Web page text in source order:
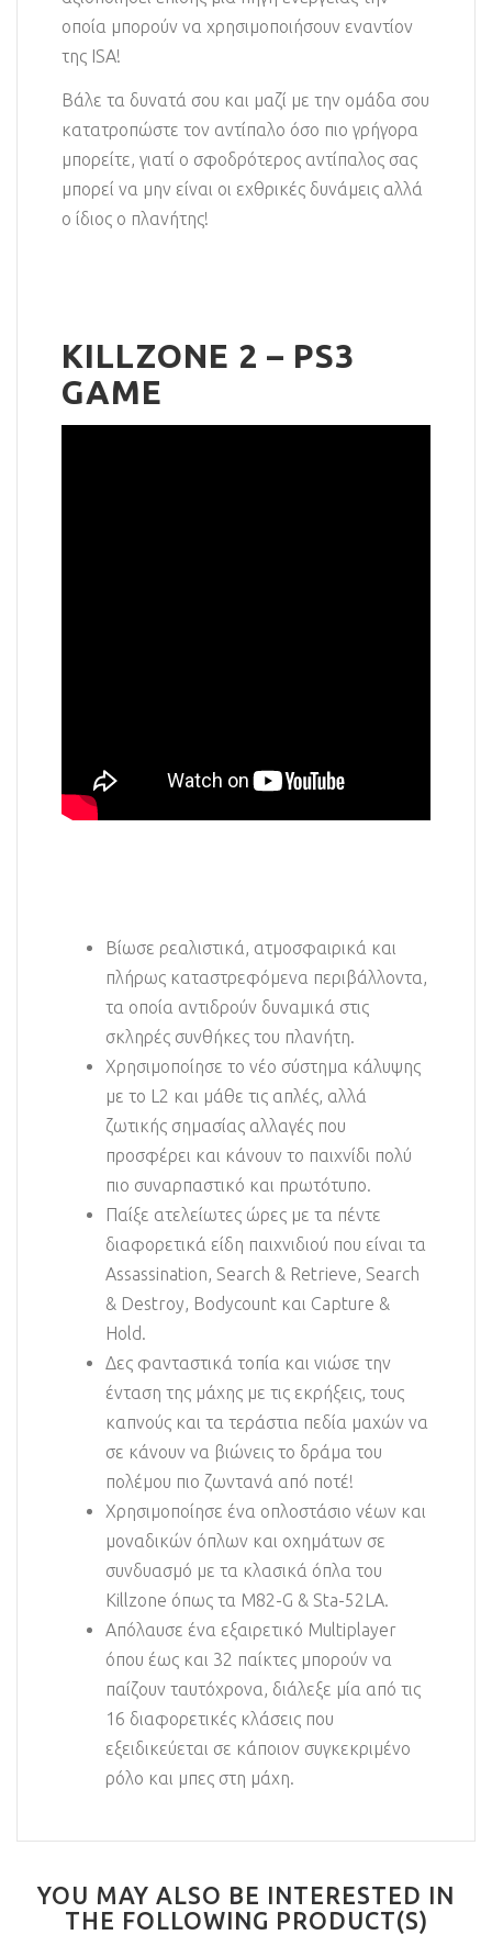
οποία μπορούν να χρησιμοποιήσουν εναντίον
της ISA!
Βάλε τα δυνατά σου και μαζί με την ομάδα σου
κατατροπώστε τον αντίπαλο όσο πιο γρήγορα
μπορείτε, γιατί ο σφοδρότερος αντίπαλος σας
μπορεί να μην είναι οι εχθρικές δυνάμεις αλλά
ο ίδιος ο πλανήτης!
KILLZONE 2 – PS3
GAME
Bίωσε ρεαλιστικά, ατμοσφαιρικά και
πλήρως καταστρεφόμενα περιβάλλοντα,
τα οποία αντιδρούν δυναμικά στις
σκληρές συνθήκες του πλανήτη.
Χρησιμοποίησε το νέο σύστημα κάλυψης
με το L2 και μάθε τις απλές, αλλά
ζωτικής σημασίας αλλαγές που
προσφέρει και κάνουν το παιχνίδι πολύ
πιο συναρπαστικό και πρωτότυπο.
Παίξε ατελείωτες ώρες με τα πέντε
διαφορετικά είδη παιχνιδιού που είναι τα
Assassination, Search & Retrieve, Search
& Destroy, Bodycount και Capture &
Hold.
Δες φανταστικά τοπία και νιώσε την
ένταση της μάχης με τις εκρήξεις, τους
καπνούς και τα τεράστια πεδία μαχών να
σε κάνουν να βιώνεις το δράμα του
πολέμου πιο ζωντανά από ποτέ!
Χρησιμοποίησε ένα οπλοστάσιο νέων και
μοναδικών όπλων και οχημάτων σε
συνδυασμό με τα κλασικά όπλα του
Killzone όπως τα Μ82-G & Sta-52LA.
Απόλαυσε ένα εξαιρετικό Multiplayer
όπου έως και 32 παίκτες μπορούν να
παίζουν ταυτόχρονα, διάλεξε μία από τις
16 διαφορετικές κλάσεις που
εξειδικεύεται σε κάποιον συγκεκριμένο
ρόλο και μπες στη μάχη.
YOU MAY ALSO BE INTERESTED IN
THE FOLLOWING PRODUCT(S)